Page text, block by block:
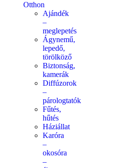
Otthon
Ajándék
–
meglepetés
Ágynemű,
lepedő,
törölköző
Biztonság,
kamerák
Diffúzorok
–
párologtatók
Fűtés,
hűtés
Háziállat
Karóra
–
okosóra
–